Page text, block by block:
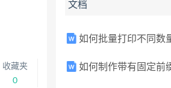
收藏夹
0
文档
如何批量打印不同数
如何制作带有固定前缀